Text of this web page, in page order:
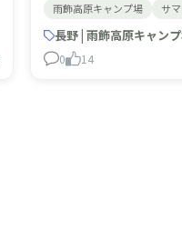
ます！◆7月22日（
19日（月）〜22日（
４日になるのかスタ
雨飾高原キャンプ場 サ
長野 | 雨飾高原キャン
0 14